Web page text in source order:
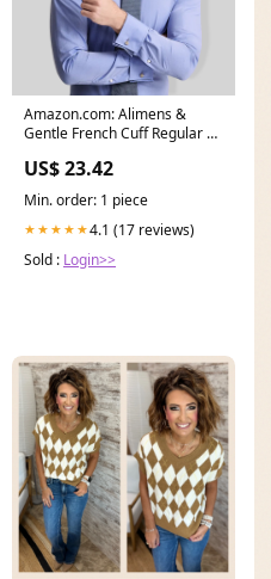
Amazon.com: Alimens &
Gentle French Cuff Regular Fit
US$ 23.42
Min. order: 1 piece
★★★★★4.1 (17 reviews)
Sold : Login>>